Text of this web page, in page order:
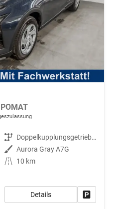
Getriebe
Doppelkupplungsgetriebe (DSG)
Außenfarbe Aurora Gray A7G
Kilometerstand
10 km
Details